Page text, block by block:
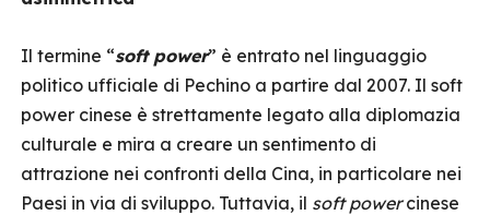
Il termine “soft power” è entrato nel linguaggio
politico ufficiale di Pechino a partire dal 2007. Il soft
power cinese è strettamente legato alla diplomazia
culturale e mira a creare un sentimento di
attrazione nei confronti della Cina, in particolare nei
Paesi in via di sviluppo. Tuttavia, il soft powercinese